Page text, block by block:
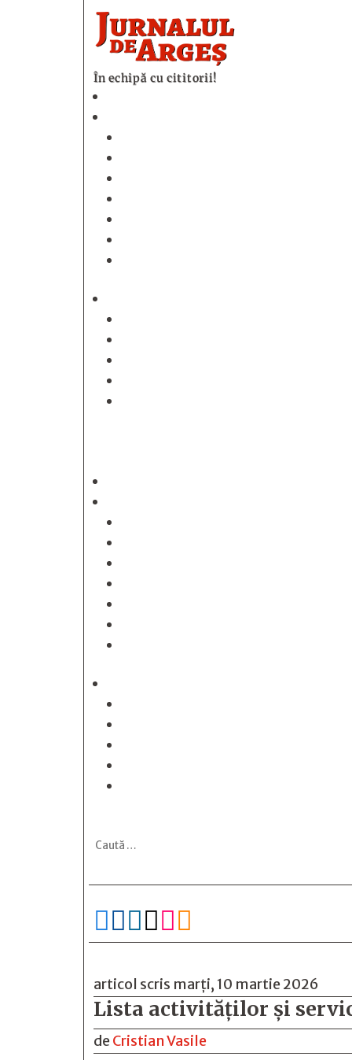
În echipă cu cititorii!

articol scris marți, 10 martie 2026
Lista activităților și
de Cristian Vasile